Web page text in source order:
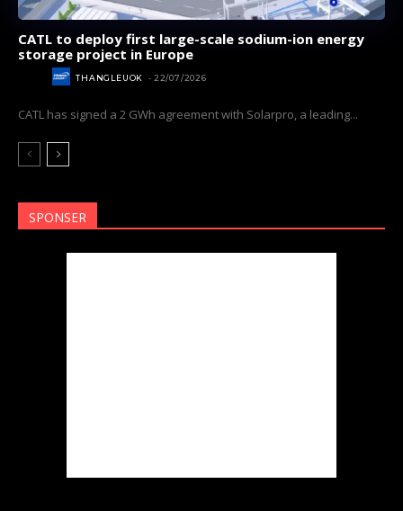
CATL to deploy first large-scale sodium-ion energy
storage project in Europe
THANGLEUOK - 22/07/2026
CATL has signed a 2 GWh agreement with Solarpro, a leading...
SPONSER